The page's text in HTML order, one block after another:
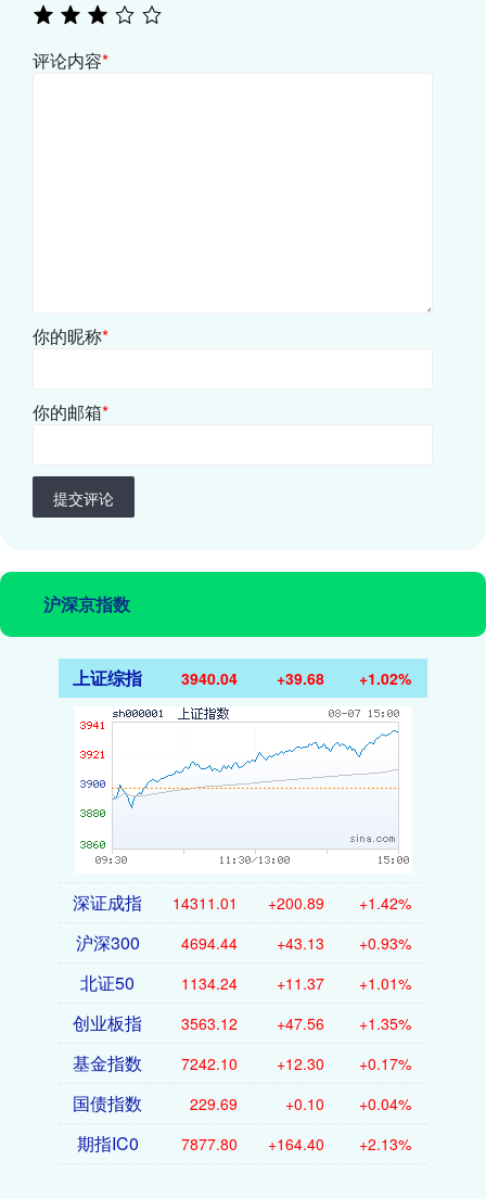
评论内容*
你的昵称*
你的邮箱*
提交评论
沪深京指数
上证综指 3940.04 +39.68 +1.02%
深证成指 14311.01 +200.89 +1.42%
沪深300 4694.44 +43.13 +0.93%
北证50 1134.24 +11.37 +1.01%
创业板指 3563.12 +47.56 +1.35%
基金指数 7242.10 +12.30 +0.17%
国债指数 229.69 +0.10 +0.04%
期指IC0 7877.80 +164.40 +2.13%